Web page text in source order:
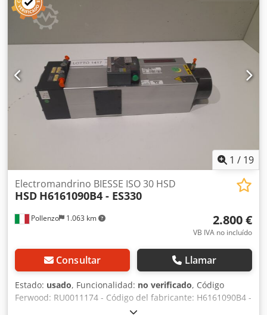
1 / 19
Pollenzo 1.063 km
Electromandrino BIESSE ISO 30 HSD
HSD H6161090B4 - ES330
2.800 €
VB IVA no incluído
Consultar Llamar
Estado: usado, Funcionalidad: no verificado, Código
Ferwood: RU0011174 - Código del fabricante: H6161090B4 -
Estado: Usado - Funcionalidad: No probado - Máquina